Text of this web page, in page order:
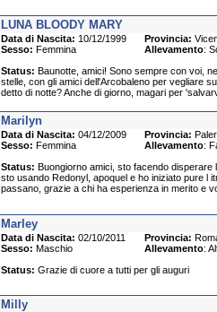
LUNA BLOODY MARY
Data di Nascita: 10/12/1999 Provincia:
Sesso: Femmina Allevamento:
Status: Baunotte, amici! Sono sempre con voi,
stelle, con gli amici dell'Arcobaleno per vegliare
detto di notte? Anche di giorno, magari per
Marilyn
Data di Nascita: 04/12/2009 Provincia:
Sesso: Femmina Allevamento:
Status: Buongiorno amici, sto facendo disperare
sto usando Redonyl, apoquel e ho iniziato pure l
passano, grazie a chi ha esperienza in merito e
Marley
Data di Nascita: 02/10/2011 Provincia:
Sesso: Maschio Allevamento:
Status: Grazie di cuore a tutti per gli auguri
Milly